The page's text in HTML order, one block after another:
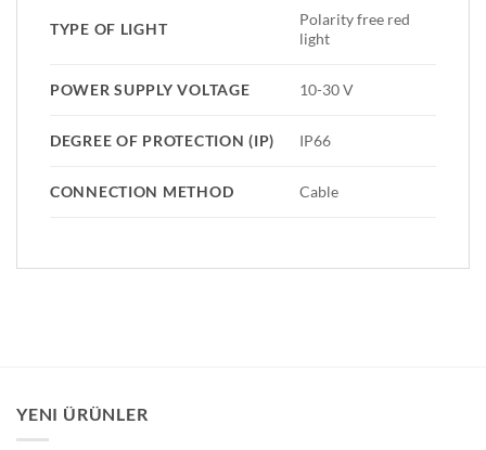
TYPE OF LIGHT
Polarity free red
light
POWER SUPPLY VOLTAGE 10-30 V
DEGREE OF PROTECTION (IP) IP66
CONNECTION METHOD Cable
YENI ÜRÜNLER